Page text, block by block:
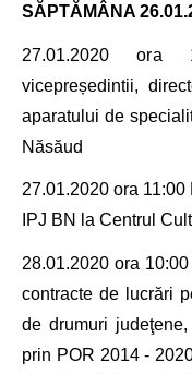
SĂPTĂMÂNA
27.01.2020ora
vicepreședintii,
aparatului de
Năsăud
27.01.2020 ora
IPJ BN la Centrul
28.01.2020 ora
contracte de lucrări
de drumuri
prin POR 2014 -